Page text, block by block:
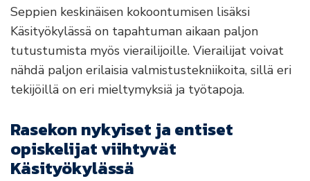
Seppien keskinäisen kokoontumisen lisäksi
Käsityökylässä on tapahtuman aikaan paljon
tutustumista myös vierailijoille. Vierailijat voivat
nähdä paljon erilaisia valmistustekniikoita, sillä eri
tekijöillä on eri mieltymyksiä ja työtapoja.
Rasekon nykyiset ja entiset
opiskelijat viihtyvät
Käsityökylässä